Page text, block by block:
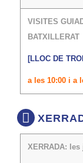
VISITES
BATXILLERAT
[LLOC DE
a les 10:00 i a
XERRADA: